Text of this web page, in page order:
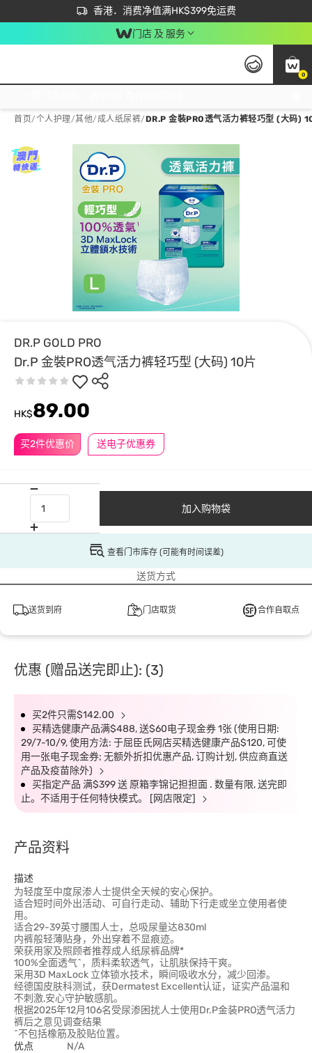
香港．消费净值满HK$399免运费
立即成为易赏钱会员尽享独家优惠
首次APP下单买满$450 输入 NEWAPP 即减$50
门店 及 服务
0
首页/个人护理/其他/ 成人纸尿裤/DR.P 金裝PRO透气活力裤轻巧型 (大码)
DR.P GOLD PRO
Dr.P 金裝PRO透气活力裤轻巧型 (大码) 10片
买2件优惠价 送电子优惠券
HK$89.00
加入购物袋
查看门市库存 (可能有时间误差)
送货方式
送货到府 门店取货 合作自取点
优惠 (赠品送完即止): (3)
买2件只需$142.00
买精选健康产品满$488, 送$60电子现金券 1张 (使用日期:
29/7-10/9, 使用方法: 于屈臣氏网店买精选健康产品$120, 可使
用一张电子现金券; 无额外折扣优惠产品, 订购计划, 供应商直送
产品及疫苗除外)
买指定产品 满$399 送 原箱李锦记担担面 . 数量有限, 送完即
止。不适用于任何特快模式。 [网店限定]
产品资料
描述
为轻度至中度尿渗人士提供全天候的安心保护。
适合短时间外出活动、可自行走动、辅助下行走或坐立使用者使
用。
适合29-39英寸腰围人士，总吸尿量达830ml
内裤般轻薄贴身，外出穿着不显痕迹。
荣获用家及照顾者推荐成人纸尿裤品牌*
100%全面透气^，质料柔软透气，让肌肤保持干爽。
采用3D MaxLock 立体锁水技术，瞬间吸收水分，减少回渗。
经德国皮肤科测试，获Dermatest Excellent认证，证实产品温和
不刺激,安心守护敏感肌。
根据2025年12月106名受尿渗困扰人士使用Dr.P金装PRO透气活力
裤后之意见调查结果
^不包括橡筋及胶贴位置。
优点
N/A